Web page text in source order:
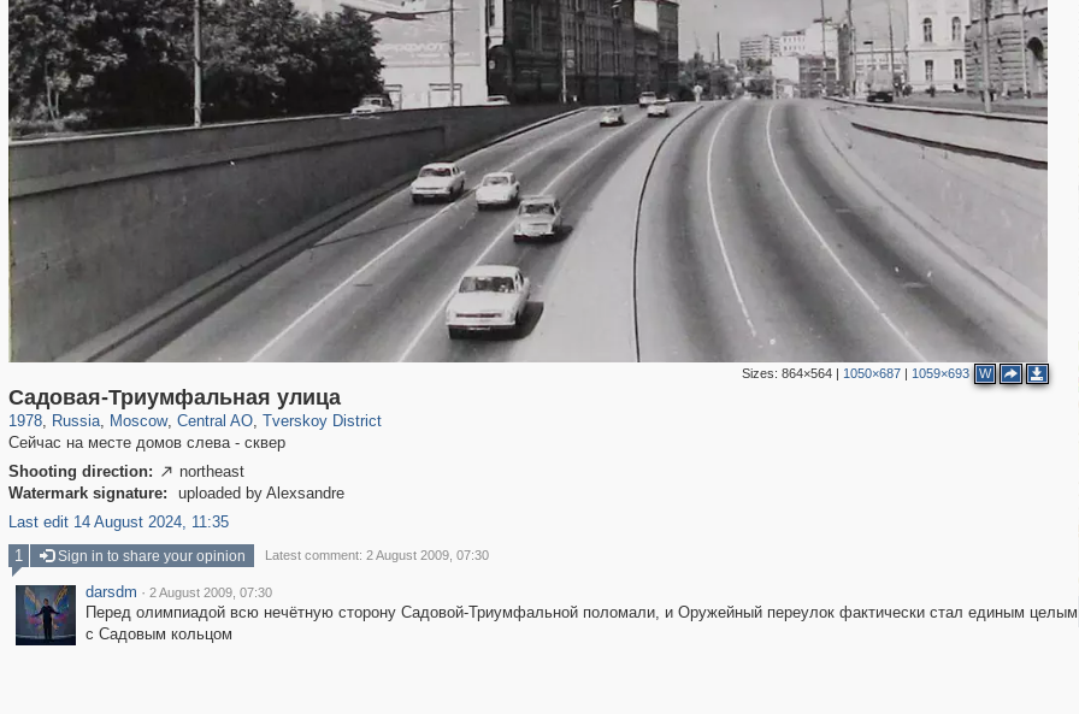
Sizes: 864×564| 1050×687| 1059×693 W
Садовая-Триумфальная улица
1978, Russia
1,406,257 29,243
, Moscow
319,779 8,286
, Central AO
159,978 5,916
, Tverskoy District
53,034 2,283
Сейчас на месте домов слева - сквер
Shooting direction:  northeast
Watermark signature:
uploaded by Alexsandre
Last edit 14 August 2024, 11:35
2
4
1 Sign in to share your opinion Latest comment: 2 August 2009, 07:30
darsdm · 2 August 2009, 07:30
Перед олимпиадой всю нечётную сторону Садовой-Триумфальной поломали, и Оружейный переулок фактически стал единым целым
с Садовым кольцом